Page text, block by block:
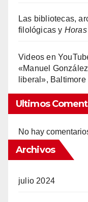
Las bibliotecas,
filológicas y
Videos en
«Manuel
liberal»,
Ultimos
No hay
Archivos
julio 2024